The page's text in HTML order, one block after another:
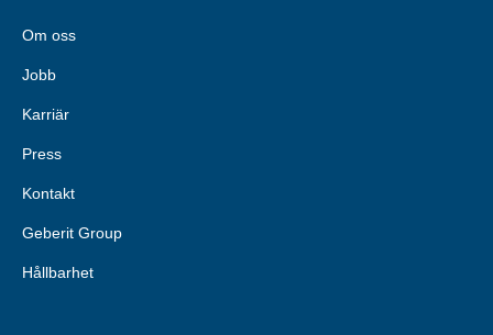
Om oss
Jobb
Karriär
Press
Kontakt
Geberit Group
Hållbarhet